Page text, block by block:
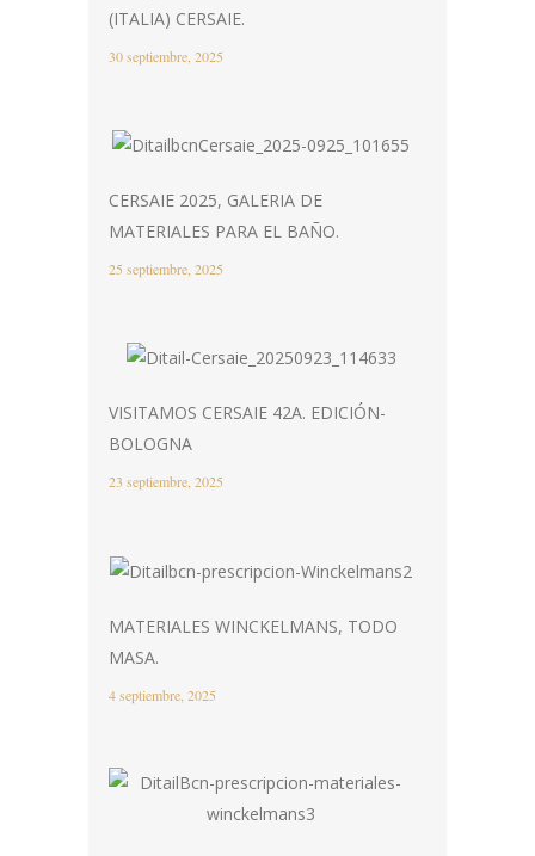
(ITALIA) CERSAIE.
30 septiembre, 2025
CERSAIE 2025, GALERIA DE
MATERIALES PARA EL BAÑO.
25 septiembre, 2025
VISITAMOS CERSAIE 42A. EDICIÓN-
BOLOGNA
23 septiembre, 2025
MATERIALES WINCKELMANS, TODO
MASA.
4 septiembre, 2025